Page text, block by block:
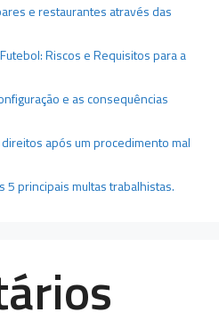
e restaurantes através das
Riscos e Requisitos para a
e as consequências
após um procedimento mal
5 principais multas trabalhistas.